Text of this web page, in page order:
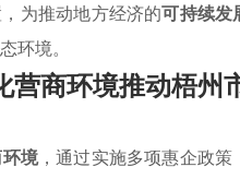
为推动地方经济的可持续发
环境。
营商环境推动梧州
境，通过实施多项惠企政